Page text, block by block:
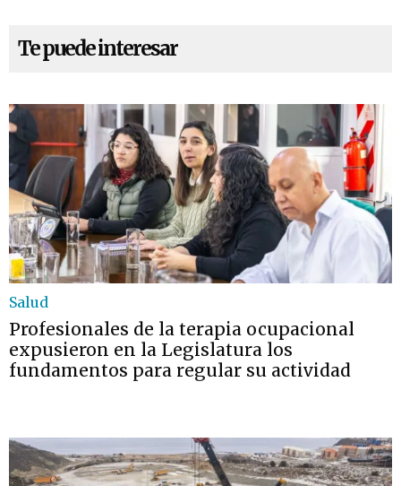
Te puede interesar
Salud
Profesionales de la terapia ocupacional
expusieron en la Legislatura los
fundamentos para regular su actividad